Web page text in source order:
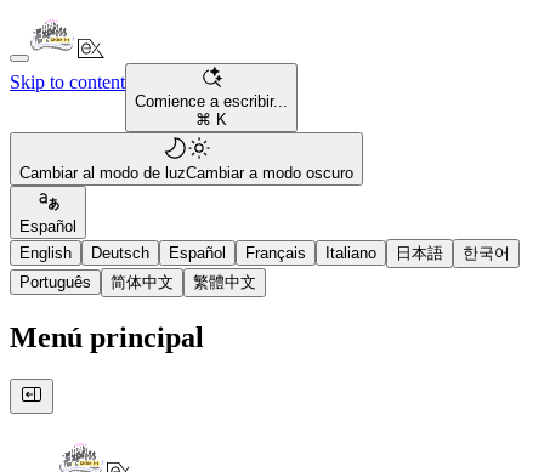
Skip to content
Comience a escribir...
⌘ K
Cambiar al modo de luzCambiar a modo oscuro
Español
English
Deutsch Español Français Italiano 日本語
한국어
Português
简体中文 繁體中文
Menú principal